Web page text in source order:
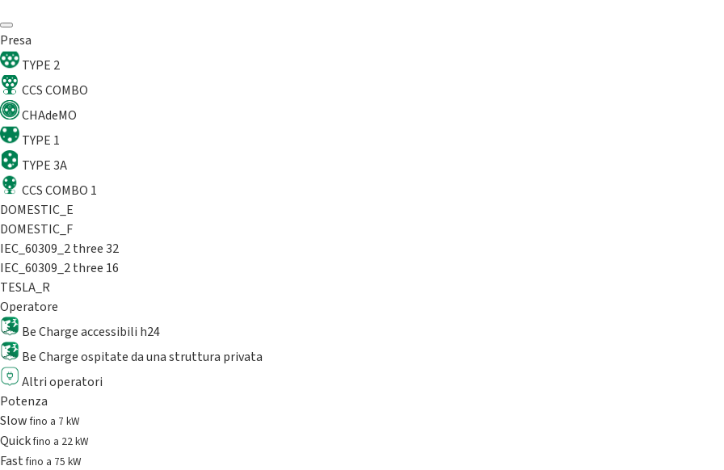
Presa
TYPE 2
CCS COMBO
CHAdeMO
TYPE 1
TYPE 3A
CCS COMBO 1
DOMESTIC_E
DOMESTIC_F
IEC_60309_2 three 32
IEC_60309_2 three 16
TESLA_R
Operatore
Be Charge accessibili h24
Be Charge ospitate da una struttura privata
Altri operatori
Potenza
Slowfino a 7 kW
Quickfino a 22 kW
Fastfino a 75 kW